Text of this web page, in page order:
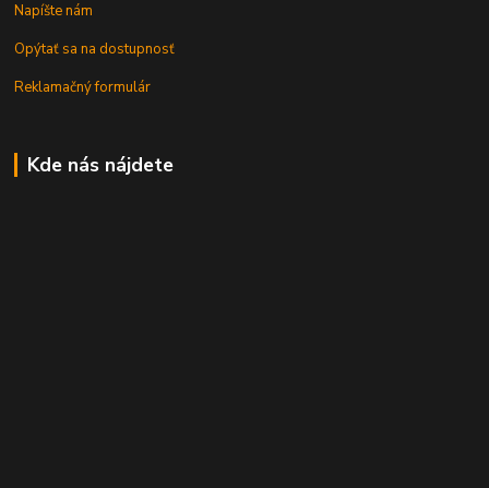
Napíšte nám
Opýtať sa na dostupnosť
Reklamačný formulár
Kde nás nájdete